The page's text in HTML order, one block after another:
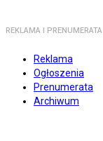
REKLAMA I PRENUMERATA
Reklama
Ogłoszenia
Prenumerata
Archiwum